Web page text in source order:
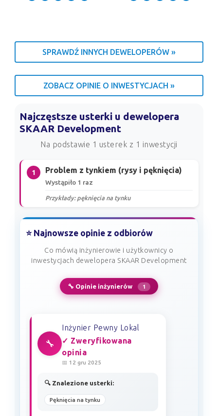
SPRAWDŹ INNYCH DEWELOPERÓW »
ZOBACZ OPINIE O INWESTYCJACH »
Najczęstsze usterki u dewelopera
SKAAR Development
Na podstawie 1 usterek z 1 inwestycji
1 Problem z tynkiem (rysy i pęknięcia)
Wystąpiło 1 raz
Przykłady: pęknięcia na tynku
⭐ Najnowsze opinie z odbiorów
Co mówią inżynierowie i użytkownicy o
inwestycjach dewelopera SKAAR Development
🔧 Opinie inżynierów 1
🔧
Inżynier Pewny Lokal
✓ Zweryfikowana
opinia
📅 12 gru 2025
🔍 Znalezione usterki:
Pęknięcia na tynku